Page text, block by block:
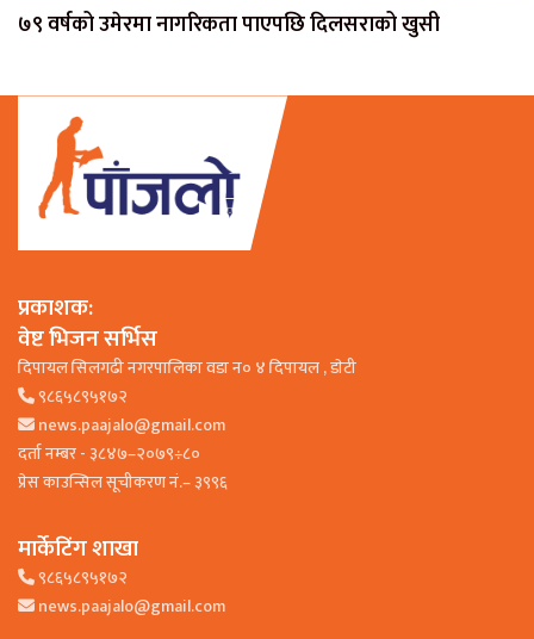
७९ वर्षको उमेरमा नागरिकता पाएपछि दिलसराको खुसी
प्रकाशक:
वेष्ट भिजन सर्भिस
दिपायल सिलगढी नगरपालिका वडा न० ४ दिपायल , डाेटी
९८६५८९५१७२
news.paajalo@gmail.com
दर्ता नम्बर - ३८४७–२०७९÷८०
प्रेस काउन्सिल सूचीकरण नं.– ३९९६
मार्केटिंग शाखा
९८६५८९५१७२
news.paajalo@gmail.com